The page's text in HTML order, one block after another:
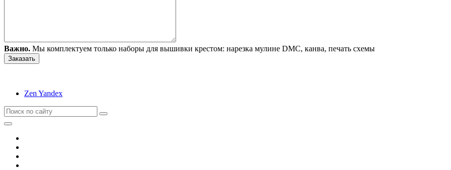
Важно. Мы комплектуем только наборы для вышивки крестом: нарезка мулине DMC, канва, печать схемы
Zen Yandex